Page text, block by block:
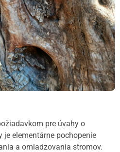
pre úvahy o
elementárne pochopenie
a omladzovania stromov.